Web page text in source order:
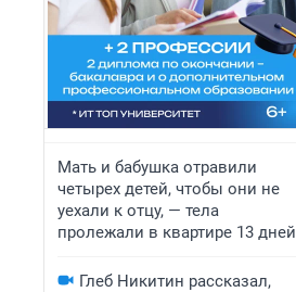
Мать и бабушка отравили
четырех детей, чтобы они не
уехали к отцу, — тела
пролежали в квартире 13 дней
Глеб Никитин рассказал,